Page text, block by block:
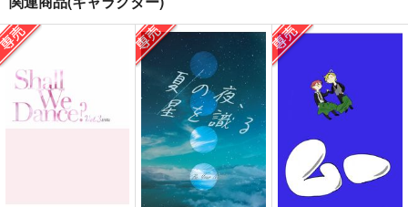
銃二恐れ知らず。
24時間睡眠。。。
165 円（税込）
入間銃兎×山田二郎
ぬいとせいかつ
158Ｋ
472円（税込）
入間銃兎×観音坂独歩
サンプル
作品詳細
勝手に死ぬな!!
まるのうち
円（税込）
碧棺左馬刻×入間銃兎
サンプル
作品詳細